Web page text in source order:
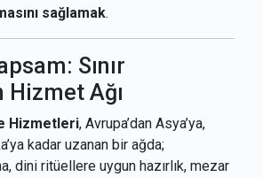
sağlamak.
Sınır
Hizmet Ağı
Hizmetleri, Avrupa’dan Asya’ya,
kadar uzanan bir ağda;
dini ritüellere uygun hazırlık, mezar